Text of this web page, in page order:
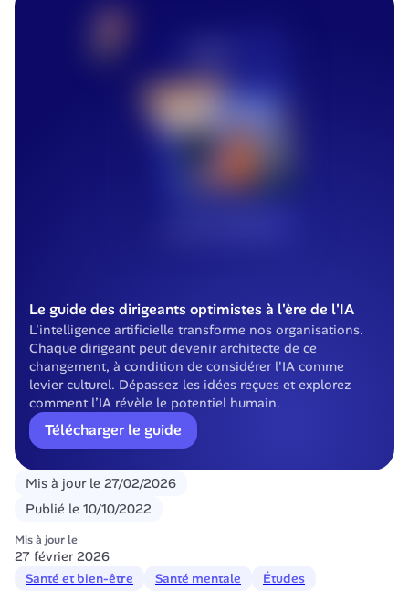
Le guide des dirigeants optimistes à l'ère de l'IA
L'intelligence artificielle transforme nos organisations.
Chaque dirigeant peut devenir architecte de ce
changement, à condition de considérer l'IA comme
levier culturel. Dépassez les idées reçues et explorez
comment l’IA révèle le potentiel humain.
Télécharger le guide
Mis à jour le 27/02/2026
Publié le 10/10/2022
Mis à jour le
27 février 2026
Santé et bien-être
Santé mentale Études